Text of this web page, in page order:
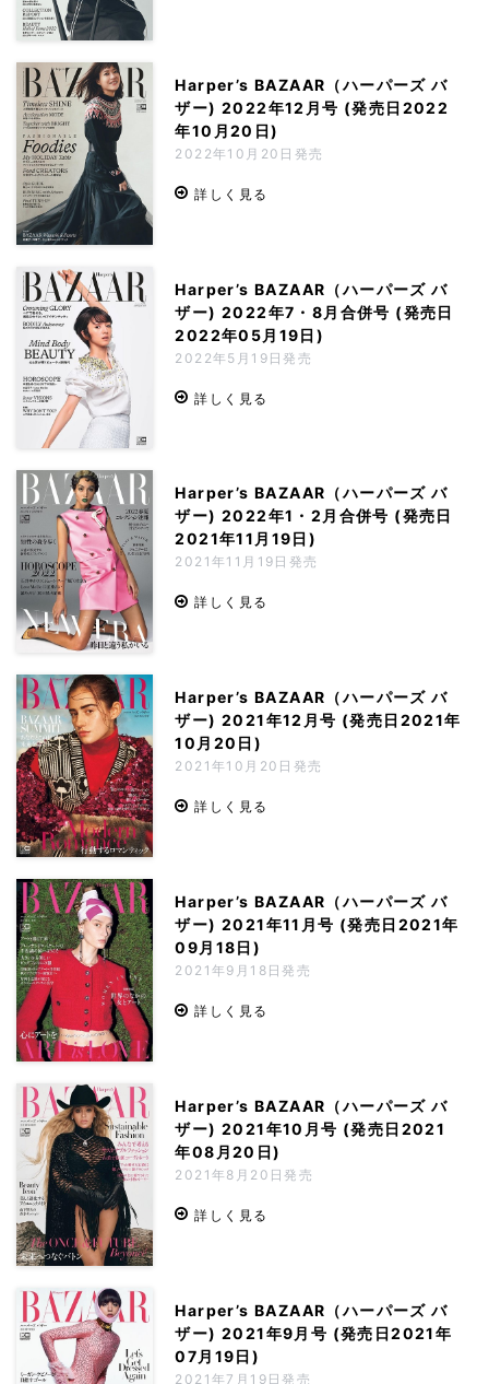
Harper’s BAZAAR（ハーパーズ バ
ザー) 2022年12月号 (発売日2022
年10月20日)
2022年10月20日発売
詳しく見る
Harper’s BAZAAR（ハーパーズ バ
ザー) 2022年7・8月合併号 (発売日
2022年05月19日)
2022年5月19日発売
詳しく見る
Harper’s BAZAAR（ハーパーズ バ
ザー) 2022年1・2月合併号 (発売日
2021年11月19日)
2021年11月19日発売
詳しく見る
Harper’s BAZAAR（ハーパーズ バ
ザー) 2021年12月号 (発売日2021年
10月20日)
2021年10月20日発売
詳しく見る
Harper’s BAZAAR（ハーパーズ バ
ザー) 2021年11月号 (発売日2021年
09月18日)
2021年9月18日発売
詳しく見る
Harper’s BAZAAR（ハーパーズ バ
ザー) 2021年10月号 (発売日2021
年08月20日)
2021年8月20日発売
詳しく見る
Harper’s BAZAAR（ハーパーズ バ
ザー) 2021年9月号 (発売日2021年
07月19日)
2021年7月19日発売